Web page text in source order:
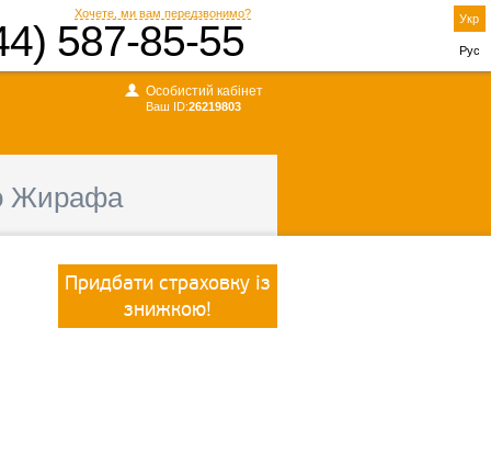
Хочете, ми вам передзвонимо?
587-85-55
Особистий кабінет
Ваш ID:26219803
Укр
Рус
Жирафа
Придбати страховку із
знижкою!